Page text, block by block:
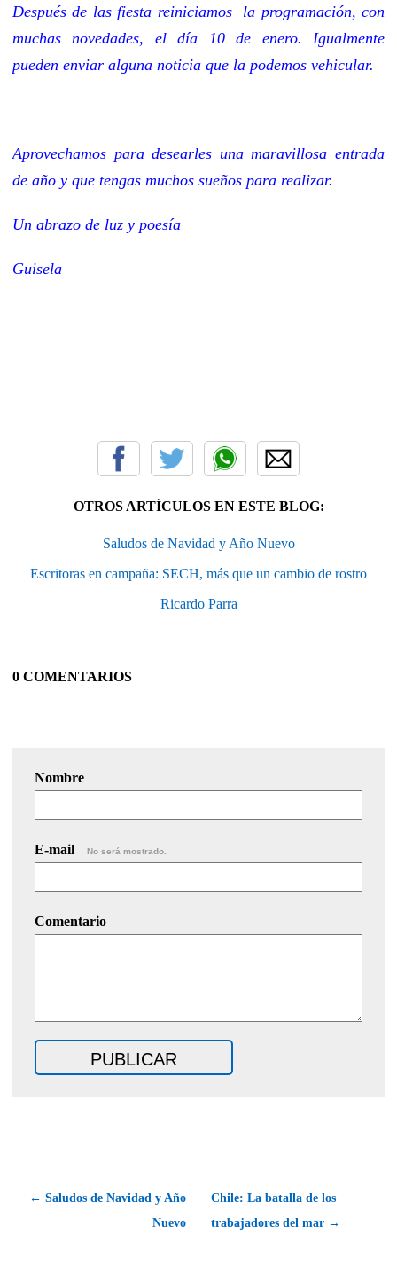
Después de las fiesta reiniciamos la programación, con
muchas novedades, el día 10 de enero. Igualmente
pueden enviar alguna noticia que la podemos vehicular.
Aprovechamos para desearles una maravillosa entrada
de año y que tengas muchos sueños para realizar.
Un abrazo de luz y poesía
Guisela
OTROS ARTÍCULOS EN ESTE BLOG:
Saludos de Navidad y Año Nuevo
Escritoras en campaña: SECH, más que un cambio de rostro
Ricardo Parra
0 COMENTARIOS
Nombre
E-mail No será mostrado.
Comentario
← Saludos de Navidad y Año
Nuevo
Chile: La batalla de los
trabajadores del mar →